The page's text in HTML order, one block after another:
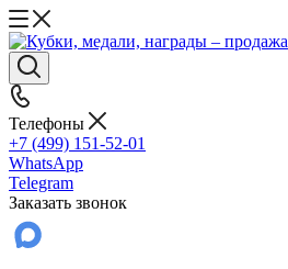
Телефоны
+7 (499) 151-52-01
WhatsApp
Telegram
Заказать звонок